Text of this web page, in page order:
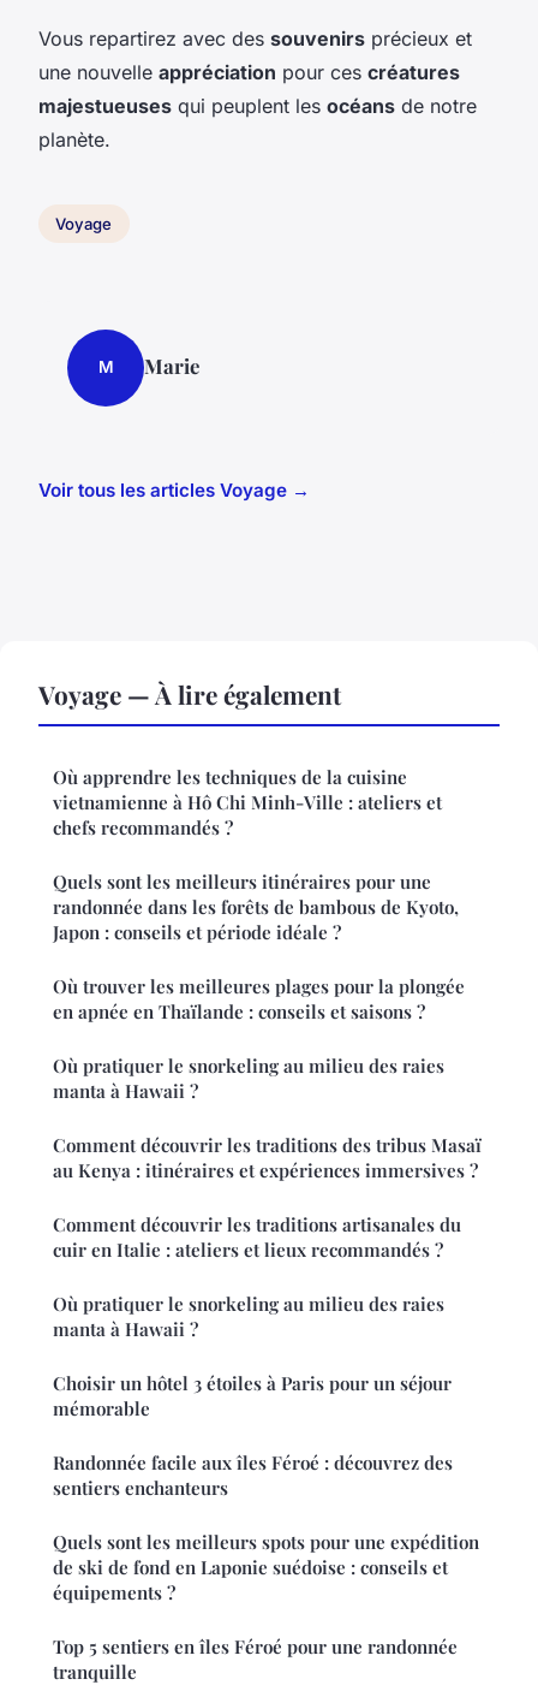
Vous repartirez avec des souvenirs précieux et
une nouvelle appréciation pour ces créatures
majestueuses qui peuplent les océans de notre
planète.
Voyage
M Marie
Voir tous les articles Voyage →
Voyage — À lire également
Où apprendre les techniques de la cuisine
vietnamienne à Hô Chi Minh-Ville : ateliers et
chefs recommandés ?
Quels sont les meilleurs itinéraires pour une
randonnée dans les forêts de bambous de Kyoto,
Japon : conseils et période idéale ?
Où trouver les meilleures plages pour la plongée
en apnée en Thaïlande : conseils et saisons ?
Où pratiquer le snorkeling au milieu des raies
manta à Hawaii ?
Comment découvrir les traditions des tribus Masaï
au Kenya : itinéraires et expériences immersives ?
Comment découvrir les traditions artisanales du
cuir en Italie : ateliers et lieux recommandés ?
Où pratiquer le snorkeling au milieu des raies
manta à Hawaii ?
Choisir un hôtel 3 étoiles à Paris pour un séjour
mémorable
Randonnée facile aux îles Féroé : découvrez des
sentiers enchanteurs
Quels sont les meilleurs spots pour une expédition
de ski de fond en Laponie suédoise : conseils et
équipements ?
Top 5 sentiers en îles Féroé pour une randonnée
tranquille